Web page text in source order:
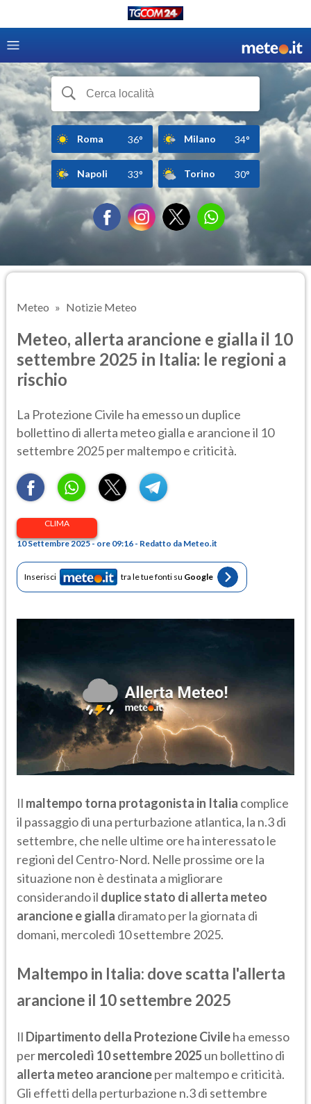
Roma 36° Milano 34°
Napoli 33° Torino 30°
Meteo Notizie Meteo
Meteo, allerta arancione e gialla il 10
settembre 2025 in Italia: le regioni a
rischio
La Protezione Civile ha emesso un duplice
bollettino di allerta meteo gialla e arancione il 10
settembre 2025 per maltempo e criticità.
CLIMA
10 Settembre 2025 - ore 09:16 - Redatto da Meteo.it
Inserisci tra le tue fonti su Google
Il maltempo torna protagonista in Italia complice
il passaggio di una perturbazione atlantica, la n.3 di
settembre, che nelle ultime ore ha interessato le
regioni del Centro-Nord. Nelle prossime ore la
situazione non è destinata a migliorare
considerando il duplice stato di allerta meteo
arancione e gialla diramato per la giornata di
domani, mercoledì 10 settembre 2025.
Maltempo in Italia: dove scatta l'allerta
arancione il 10 settembre 2025
Il Dipartimento della Protezione Civileha emesso
permercoledì 10 settembre 2025un bollettino di
allerta meteo arancioneper maltempo e criticità.
Gli effetti della perturbazione n.3 di settembre